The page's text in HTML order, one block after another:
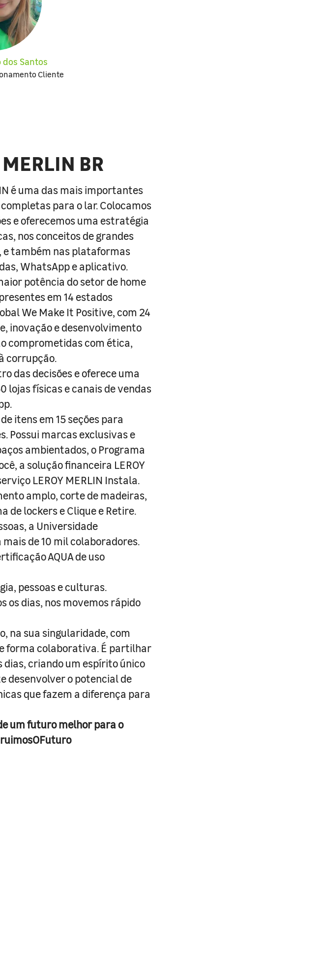
Santos
Cliente
BR
é uma das mais importantes
para o lar. Colocamos
e oferecemos uma estratégia
nos conceitos de grandes
e também nas plataformas
WhatsApp e aplicativo.
potência do setor de home
em 14 estados
We Make It Positive, com 24
inovação e desenvolvimento
comprometidas com ética,
corrupção.
das decisões e oferece uma
lojas físicas e canais de vendas
itens em 15 seções para
Possui marcas exclusivas e
ambientados, o Programa
a solução financeira LEROY
LEROY MERLIN Instala.
amplo, corte de madeiras,
de lockers e Clique e Retire.
a Universidade
de 10 mil colaboradores.
AQUA de uso
pessoas e culturas.
os dias, nos movemos rápido
na sua singularidade, com
forma colaborativa. É partilhar
criando um espírito único
desenvolver o potencial de
que fazem a diferença para
um futuro melhor para o